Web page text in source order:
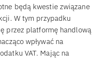
będą kwestie związane
W tym przypadku
przez platformę handlową
wpływać na
VAT. Mając na